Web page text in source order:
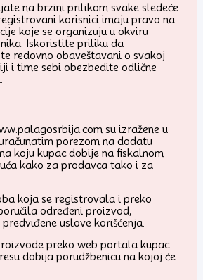
na brzini prilikom svake sledeće
korisnici imaju pravo na
koje se organizuju u okviru
Iskoristite priliku da
redovno obaveštavani o svakoj
i time sebi obezbedite odlične
su izražene u
porezom na dodatu
koju kupac dobije na fiskalnom
kako za prodavca tako i za
koja se registrovala i preko
određeni proizvod,
uslove korišćenja.
preko web portala kupac
dobija porudžbenicu na kojoj će